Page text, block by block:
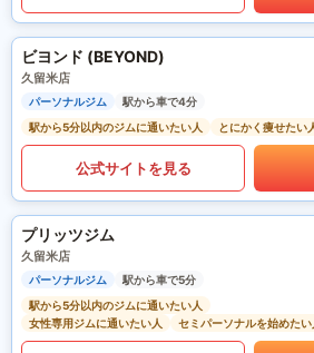
ビヨンド (BEYOND)
久留米店
パーソナルジム
駅から車で4分
駅から5分以内のジムに通いたい人
とにかく痩せたい
公式サイトを見る
プリッツジム
久留米店
パーソナルジム
駅から車で5分
駅から5分以内のジムに通いたい人
女性専用ジムに通いたい人
セミパーソナルを始めたい